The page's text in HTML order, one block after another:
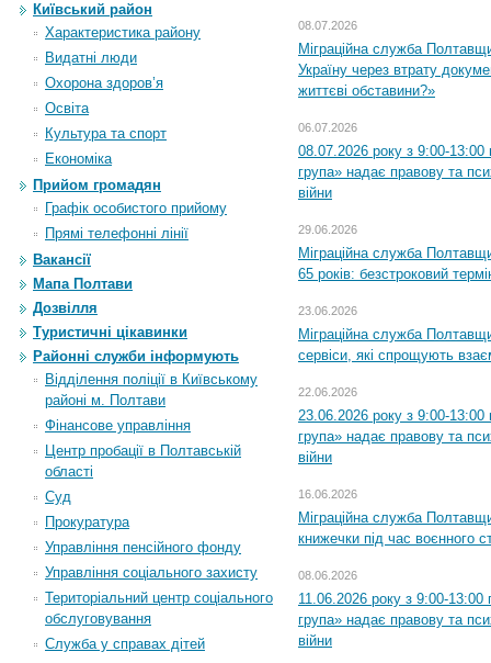
Київський район
Характеристика району
Видатні люди
Охорона здоров’я
Освіта
Культура та спорт
Економіка
Прийом громадян
Графік особистого прийому
Прямі телефонні лінії
Вакансії
Мапа Полтави
Дозвілля
Туристичні цікавинки
Районні служби інформують
Відділення поліції в Київському
районі м. Полтави
Фінансове управління
Центр пробації в Полтавській
області
Суд
Прокуратура
Управління пенсійного фонду
Управління соціального захисту
Територіальний центр соціального
обслуговування
Служба у справах дітей
08.07.2026
Міграційна служба
Україну через втрату
життєві обставини?»
06.07.2026
08.07.2026 року з 9:00-13:00
група» надає правову та
війни
29.06.2026
Міграційна служба
65 років: безстроковий
23.06.2026
Міграційна служба
сервіси, які спрощують
22.06.2026
23.06.2026 року з 9:00-13:00
група» надає правову та
війни
16.06.2026
Міграційна служба
книжечки під час воєнного
08.06.2026
11.06.2026 року з 9:00-13:00
група» надає правову та
війни